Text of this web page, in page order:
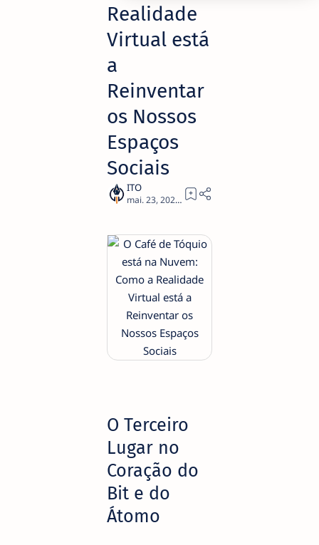
Realidade
Virtual está
a
Reinventar
os Nossos
Espaços
Sociais
3
O Terceiro
Lugar no
Coração do
Bit e do
Átomo